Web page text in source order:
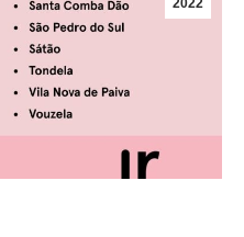
2022